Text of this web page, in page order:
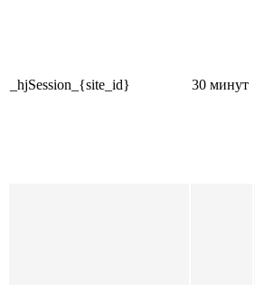
_hjSession_{site_id} 30 минут